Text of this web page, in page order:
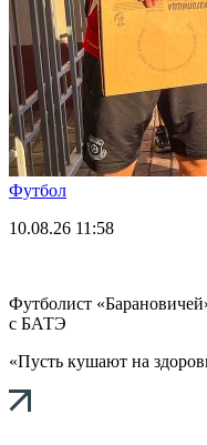
Футбол
10.08.26 11:58
Футболист
с БАТЭ
«Пусть кушают на